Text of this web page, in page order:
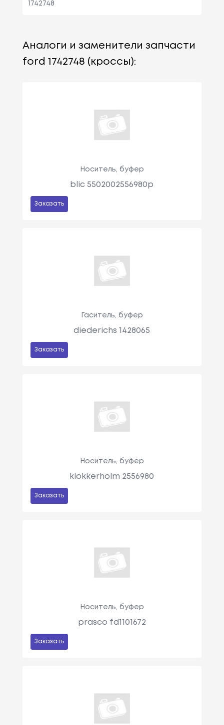
1742748
Аналоги и заменители запчасти
ford 1742748 (кроссы):
Носитель, буфер
blic 5502002556980p
Заказать
Гаситель, буфер
diederichs 1428065
Заказать
Носитель, буфер
klokkerholm 2556980
Заказать
Носитель, буфер
prasco fd1101672
Заказать